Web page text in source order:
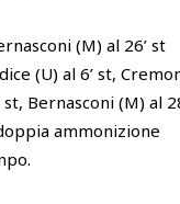
(M) al 26’ st
(U) al 6’ st,
Bernasconi (M) al
ammonizione